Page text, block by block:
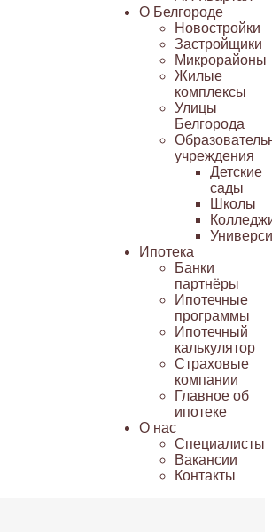
О Белгороде
Новостройки
Застройщики
Микрорайоны
Жилые
комплексы
Улицы
Белгорода
учреждения
Детские
сады
Школы
Ипотека
Банки
партнёры
Ипотечные
программы
Ипотечный
калькулятор
Страховые
компании
Главное об
ипотеке
О нас
Специалисты
Вакансии
Контакты